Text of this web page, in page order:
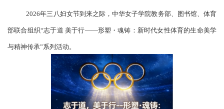
2026年三八妇女节到来之际，中华女子学院教务部、图书馆、体育
部联合组织“志于道 美于行——形塑・魂铸：新时代女性体育的生命美学
与精神传承”系列活动。